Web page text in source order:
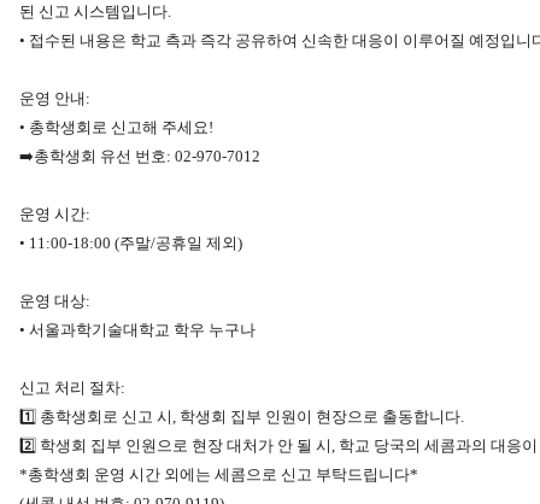
된 신고 시스템입니다.
• 접수된 내용은 학교 측과 즉각 공유하여 신속한 대응이 이루어질 예정입니
운영 안내:
• 총학생회로 신고해 주세요!
➡️총학생회 유선 번호: 02-970-7012
운영 시간:
• 11:00-18:00 (주말/공휴일 제외)
운영 대상:
• 서울과학기술대학교 학우 누구나
신고 처리 절차:
1️⃣ 총학생회로 신고 시, 학생회 집부 인원이 현장으로 출동합니다.
2️⃣ 학생회 집부 인원으로 현장 대처가 안 될 시, 학교 당국의 세콤과의 대응
*총학생회 운영 시간 외에는 세콤으로 신고 부탁드립니다*